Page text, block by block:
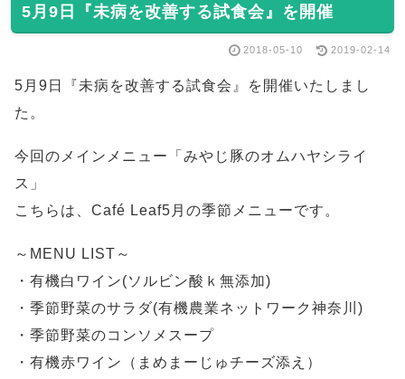
5月9日『未病を改善する試食会』を開催
2018-05-10 2019-02-14
5月9日『未病を改善する試食会』を開催いたしまし
た。
今回のメインメニュー「みやじ豚のオムハヤシライ
ス」
こちらは、Café Leaf5月の季節メニューです。
～MENU LIST～
・有機白ワイン(ソルビン酸ｋ無添加)
・季節野菜のサラダ(有機農業ネットワーク神奈川)
・季節野菜のコンソメスープ
・有機赤ワイン（まめまーじゅチーズ添え）